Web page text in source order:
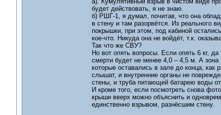
будет действовать, я не знаю.
б) РШГ-1, я думал, почитав, что она
в стену и там разорвётся. Из реального
покрышки, при этом, под кабиной
кое-что. Никуда она не войдёт, т.к.
Так что же СВУ?
Но вот опять вопросы. Если опять 6 кг,
смерти будет не менее 4,0 – 4,5 м. А зона
которые оставались в зале до конца,
слышат, и внутренние органы не
стены, и труба питающей батарею воды
И кроме того, если посмотреть снова
крыши вверх можно объяснить и
единственно взрывом, разнёсшим стену.